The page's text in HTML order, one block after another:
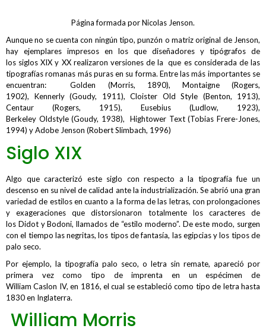
Página formada por Nicolas Jenson.
Aunque no se cuenta con ningún tipo, punzón o matriz original de Jenson,
hay ejemplares impresos en los que diseñadores y tipógrafos de
los siglos XIX y XX realizaron versiones de la que es considerada de las
tipografías romanas más puras en su forma. Entre las más importantes se
encuentran: Golden (Morris, 1890), Montaigne (Rogers,
1902), Kennerly (Goudy, 1911), Cloister Old Style (Benton, 1913),
Centaur (Rogers, 1915), Eusebius (Ludlow, 1923),
Berkeley Oldstyle (Goudy, 1938), Hightower Text (Tobias Frere-Jones,
1994) y Adobe Jenson (Robert Slimbach, 1996)
Siglo XIX
Algo que caracterizó este siglo con respecto a la tipografía fue un
descenso en su nivel de calidad ante la industrialización. Se abrió una gran
variedad de estilos en cuanto a la forma de las letras, con prolongaciones
y exageraciones que distorsionaron totalmente los caracteres de
los Didot y Bodoni, llamados de “estilo moderno”. De este modo, surgen
con el tiempo las negritas, los tipos de fantasía, las egipcias y los tipos de
palo seco.
Por ejemplo, la tipografía palo seco, o letra sin remate, apareció por
primera vez como tipo de imprenta en un espécimen de
William Caslon IV, en 1816, el cual se estableció como tipo de letra hasta
1830 en Inglaterra.
William Morris